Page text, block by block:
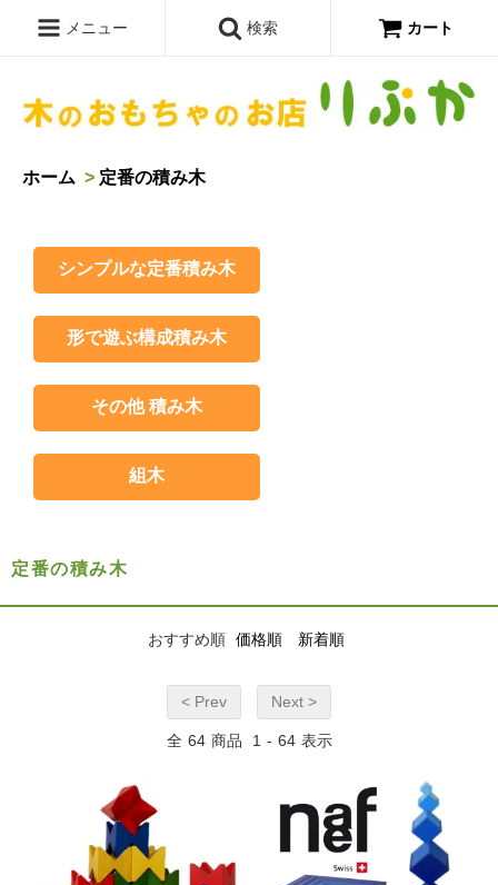
メニュー 検索 カート
ホーム > 定番の積み木
シンプルな定番積み木
形で遊ぶ構成積み木
その他 積み木
組木
定番の積み木
おすすめ順 価格順 新着順
< Prev Next >
全 64 商品 1 - 64 表示